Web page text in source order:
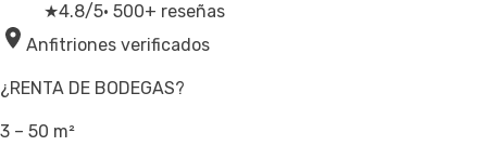
★4.8/5· 500+ reseñas
Anfitriones verificados
¿RENTA DE BODEGAS?
3 – 50 m²